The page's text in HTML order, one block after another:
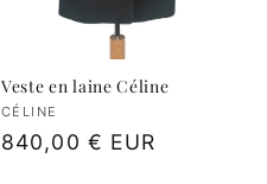
Veste en laine Céline
Fournisseur :
CÉLINE
Prix
840,00 € EUR